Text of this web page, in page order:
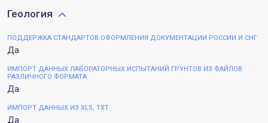
Геология
ПОДДЕРЖКА СТАНДАРТОВ ОФОРМЛЕНИЯ ДОКУМЕНТАЦИИ РОССИИ И СНГ
Да
ИМПОРТ ДАННЫХ ЛАБОРАТОРНЫХ ИСПЫТАНИЙ ГРУНТОВ ИЗ ФАЙЛОВ
РАЗЛИЧНОГО ФОРМАТА
Да
ИМПОРТ ДАННЫХ ИЗ XLS, TXT
Да